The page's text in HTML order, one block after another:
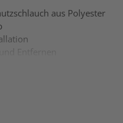
Management Platform
aus Polyester
Entfernen